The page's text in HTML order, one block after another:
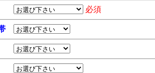
必須